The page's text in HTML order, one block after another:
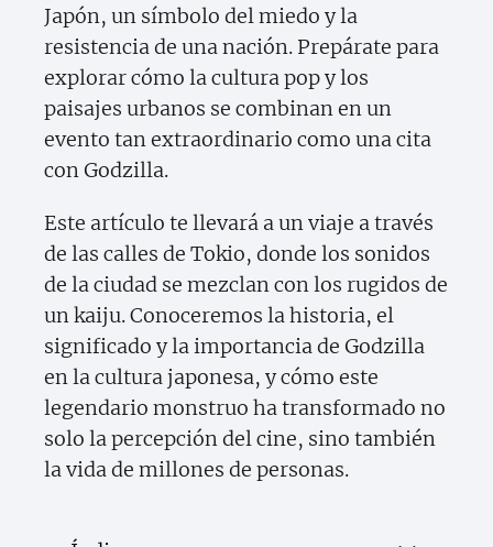
Japón, un símbolo del miedo y la
resistencia de una nación. Prepárate para
explorar cómo la cultura pop y los
paisajes urbanos se combinan en un
evento tan extraordinario como una cita
con Godzilla.
Este artículo te llevará a un viaje a través
de las calles de Tokio, donde los sonidos
de la ciudad se mezclan con los rugidos de
un kaiju. Conoceremos la historia, el
significado y la importancia de Godzilla
en la cultura japonesa, y cómo este
legendario monstruo ha transformado no
solo la percepción del cine, sino también
la vida de millones de personas.